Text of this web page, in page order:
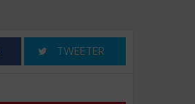
TWEETER